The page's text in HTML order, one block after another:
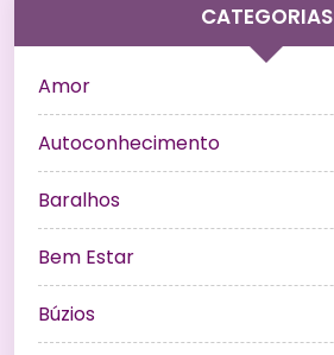
CATEGORIAS
Amor
Autoconhecimento
Baralhos
Bem Estar
Búzios